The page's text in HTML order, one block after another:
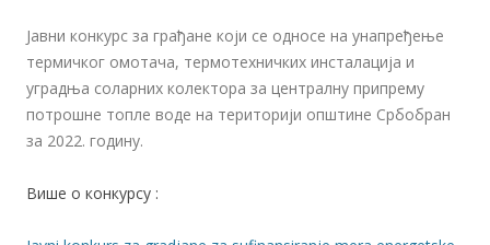
Јавни конкурс за грађане који се односе на унапређење
термичког омотача, термотехничких инсталација и
уградња соларних колектора за централну припрему
потрошне топле воде на територији општине Србобран
за 2022. годину.
Више о конкурсу :